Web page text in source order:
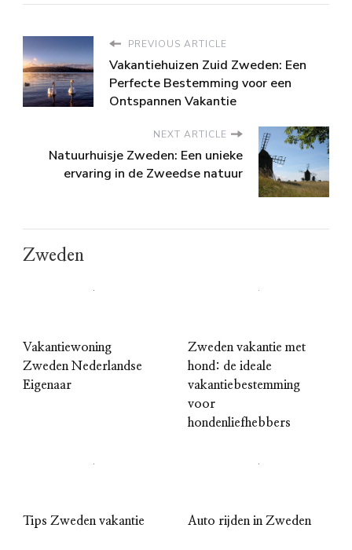
PREVIOUS ARTICLE
Vakantiehuizen Zuid Zweden: Een
Perfecte Bestemming voor een
Ontspannen Vakantie
NEXT ARTICLE
Natuurhuisje Zweden: Een unieke
ervaring in de Zweedse natuur
Zweden
Vakantiewoning
Zweden Nederlandse
Eigenaar
Zweden vakantie met
hond: de ideale
vakantiebestemming
voor
hondenliefhebbers
Tips Zweden vakantie Auto rijden in Zweden